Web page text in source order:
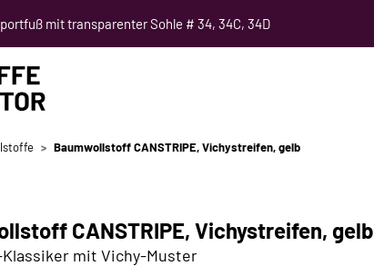
mit transparenter Sohle # 34, 34C, 34D
Baumwollstoff CANSTRIPE, Vichystreifen, gelb
CANSTRIPE, Vichystreifen, gelb
mit Vichy-Muster